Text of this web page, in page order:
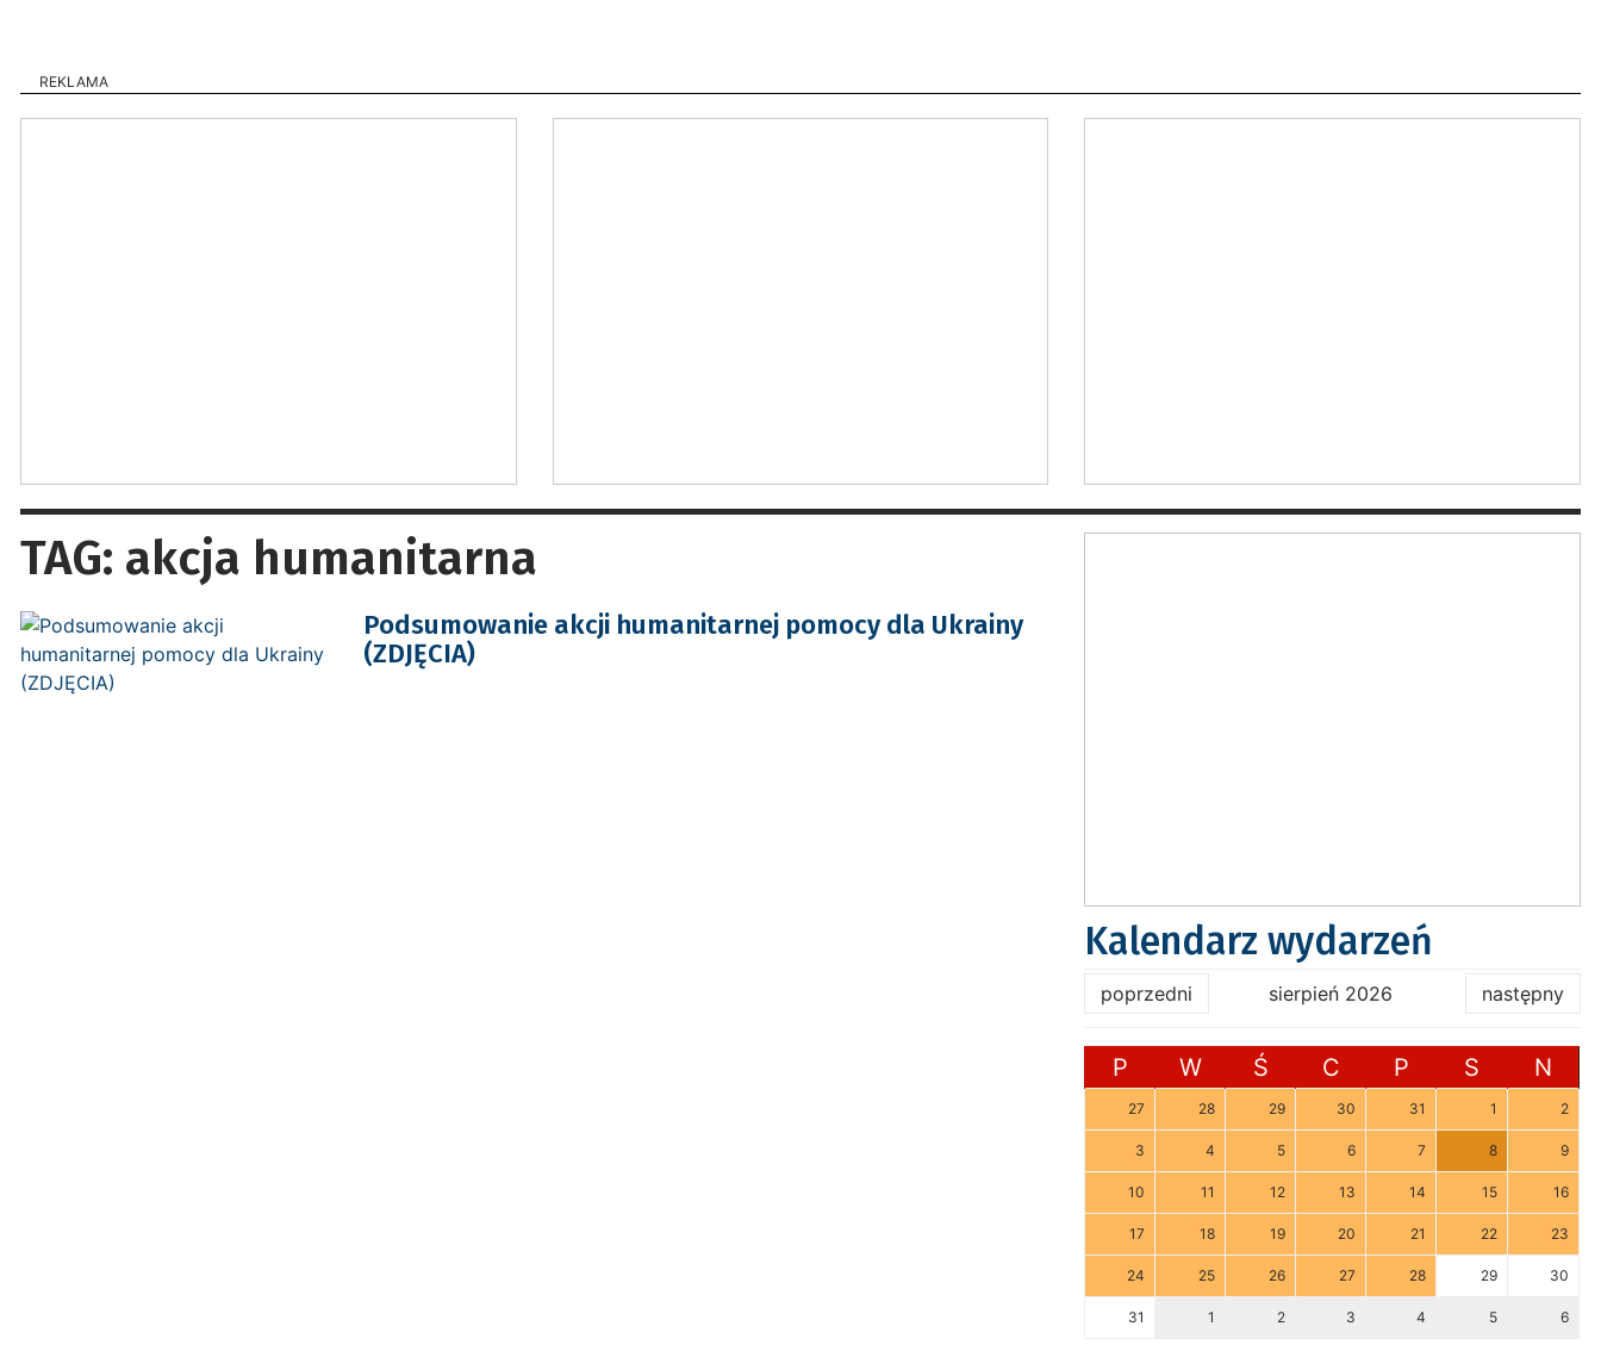
REKLAMA
TAG: akcja humanitarna
Podsumowanie akcji humanitarnej pomocy dla Ukrainy
(ZDJĘCIA)
Kalendarz wydarzeń
poprzedni sierpień 2026 następny
P W Ś C P S N
27 28 29 30 31 1 2
3 4 5 6 7 8 9
10 11 12 13 14 15 16
17 18 19 20 21 22 23
24 25 26 27 28 29 30
31 1 2 3 4 5 6